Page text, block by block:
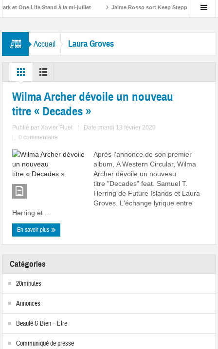
et One Life Stand à la mi-juillet Jaime Rosso sort Keep Stepping, son
Accueil Laura Groves
Wilma Archer dévoile un nouveau
titre « Decades »
Publié par Xavier Fluet
Date :mardi 18 février 2020
0 commentaire
Après l'annonce de son premier
album, A Western Circular, Wilma
Archer dévoile un nouveau
titre "Decades" feat. Samuel T.
Herring de Future Islands et Laura
Groves. L'échange lyrique entre
Herring et ...
En savoir plus
Catégories
20minutes
Annonces
Beauté & Bien – Etre
Communiqué de presse